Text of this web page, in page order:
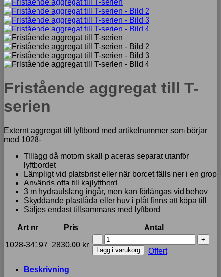
Fristående aggregat till T-
serien
Externt aggregat till lyftbord med artikelnummer som börjar
med 1028-
Tillägg då motorn skall placeras separat utanför
lyftbordet
Lämpligt vid platsbrist eller när bordet fälls ner i en grop
Används ofta till kajlyftbord
3 m hydraulslang ingår, men kan förlängas vid behov
Skyddande plastlåda eller huv i plåt finns att köpa till
Säljes endast tillsammans med lyftbord
Art nr Pris Antal
1028-34197 2830.00 kr
Fristående
aggregat
till
Lägg i varukorg Offert
Beskrivning